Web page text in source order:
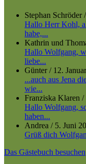
Stephan Schröder/
Hallo Herr Kohl,
habe,...
Kathrin und
Hallo Wolfgang,
liebe...
Günter/ 12.
...auch aus Jena
wie...
Franziska Klaren /
Hallo Wolfgang,
haben...
Andrea / 5. Juni
Grüß dich
Das Gästebuch besuchen